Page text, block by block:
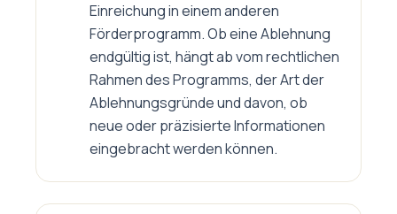
Einreichung in einem anderen
Förderprogramm. Ob eine Ablehnung
endgültig ist, hängt ab vom rechtlichen
Rahmen des Programms, der Art der
Ablehnungsgründe und davon, ob
neue oder präzisierte Informationen
eingebracht werden können.